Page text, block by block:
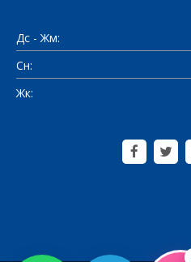
Дс - Жм:
Сн:
Жк: